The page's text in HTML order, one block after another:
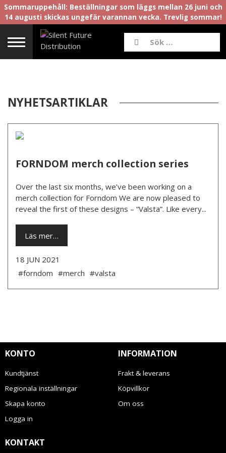
Sommaruppehåll: Beställningar som läggs mellan 26 juni och
14 augusti skickas ungefär varannan vecka. Trevlig sommar!
NYHETSARTIKLAR
FORNDOM merch collection series
Over the last six months, we’ve been working on a
merch collection for Forndom We are now pleased to
reveal the first of these designs – “Valsta”. Like every...
Läs mer…
18 JUN 2021
#forndom #merch #valsta
KONTO
Kundtjänst
Regionala inställningar
Skapa konto
Logga in
INFORMATION
Frakt & leverans
Köpvillkor
Om oss
KONTAKT